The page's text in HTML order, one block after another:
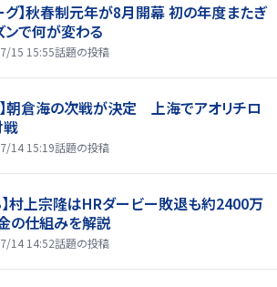
グ】秋春制元年が8月開幕 初の年度またぎ
ンで何が変わる
15 15:55話題の投稿
】朝倉海の次戦が決定 上海でアオリチロ
戦
14 15:19話題の投稿
】村上宗隆はHRダービー敗退も約2400万
の仕組みを解説
14 14:52話題の投稿